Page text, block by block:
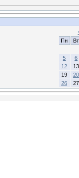
Пн
Вт
5
6
12
13
19
20
26
27